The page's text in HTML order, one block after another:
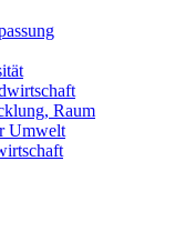
Raum
Umwelt